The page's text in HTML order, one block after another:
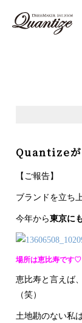
Quantizeが
【ご報告】
ブランドを立ち
今年から東京に
場所は恵比寿です♡
恵比寿と言えば
（笑）
土地勘のない私